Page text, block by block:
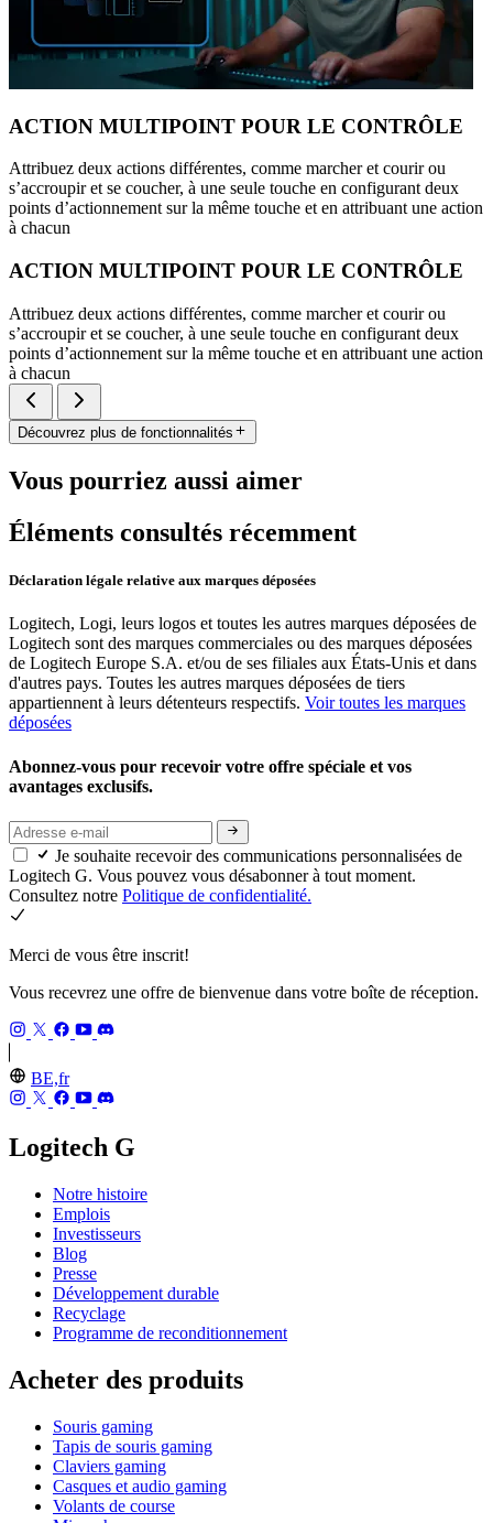
ACTION MULTIPOINT POUR LE CONTRÔLE
Attribuez deux actions différentes, comme marcher et courir ou
s’accroupir et se coucher, à une seule touche en configurant deux
points d’actionnement sur la même touche et en attribuant une action
à chacun
ACTION MULTIPOINT POUR LE CONTRÔLE
Attribuez deux actions différentes, comme marcher et courir ou
s’accroupir et se coucher, à une seule touche en configurant deux
points d’actionnement sur la même touche et en attribuant une action
à chacun
Découvrez plus de fonctionnalités
Vous pourriez aussi aimer
Éléments consultés récemment
Déclaration légale relative aux marques déposées
Logitech, Logi, leurs logos et toutes les autres marques déposées de
Logitech sont des marques commerciales ou des marques déposées
de Logitech Europe S.A. et/ou de ses filiales aux États-Unis et dans
d'autres pays. Toutes les autres marques déposées de tiers
appartiennent à leurs détenteurs respectifs. Voir toutes les marques
déposées
Abonnez-vous pour recevoir votre offre spéciale et vos
avantages exclusifs.
Je souhaite recevoir des communications personnalisées de
Logitech G. Vous pouvez vous désabonner à tout moment.
Consultez notre Politique de confidentialité.
Merci de vous être inscrit!
Vous recevrez une offre de bienvenue dans votre boîte de réception.
BE,fr
Logitech G
Notre histoire
Emplois
Investisseurs
Blog
Presse
Développement durable
Recyclage
Programme de reconditionnement
Acheter des produits
Souris gaming
Tapis de souris gaming
Claviers gaming
Casques et audio gaming
Volants de course